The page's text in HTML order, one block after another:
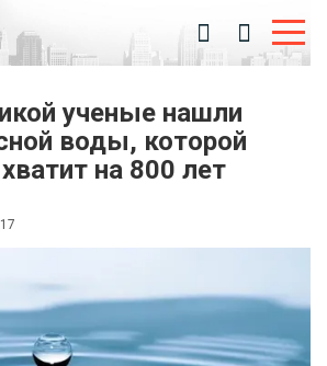
ученые нашли
воды, которой
на 800 лет